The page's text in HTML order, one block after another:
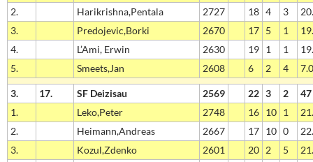
2.
Harikrishna,Pentala 2727 18 4 3
3.
Predojevic,Borki 2670 17 5 1
4.
L’Ami, Erwin 2630 19 1 1
5.
Smeets,Jan 2608 6 2 4
3. 17. SF Deizisau 2569 22 3 2
47
1.
Leko,Peter 2748 16 10 1
2.
Heimann,Andreas 2667 17 10 0
3.
Kozul,Zdenko 2601 20 2 5